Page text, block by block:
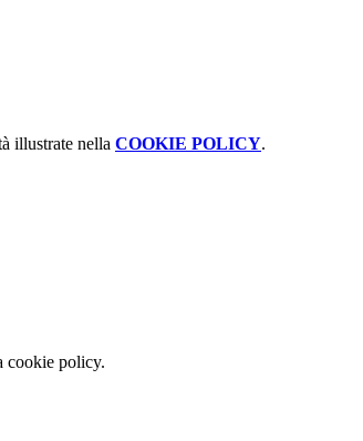
illustrate nella COOKIE POLICY.
cookie policy.